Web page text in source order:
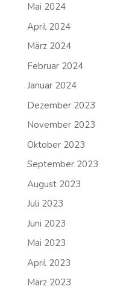
Mai 2024
April 2024
März 2024
Februar 2024
Januar 2024
Dezember 2023
November 2023
Oktober 2023
September 2023
August 2023
Juli 2023
Juni 2023
Mai 2023
April 2023
März 2023